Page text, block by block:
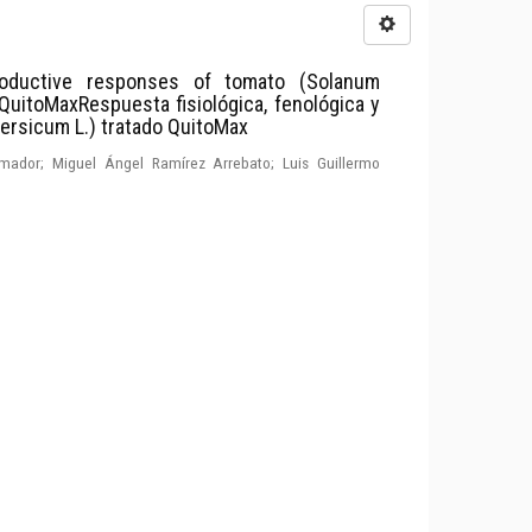
responses of tomato (Solanum
fisiológica, fenológica y
L.) tratado QuitoMax
Miguel Ángel Ramírez Arrebato; Luis Guillermo